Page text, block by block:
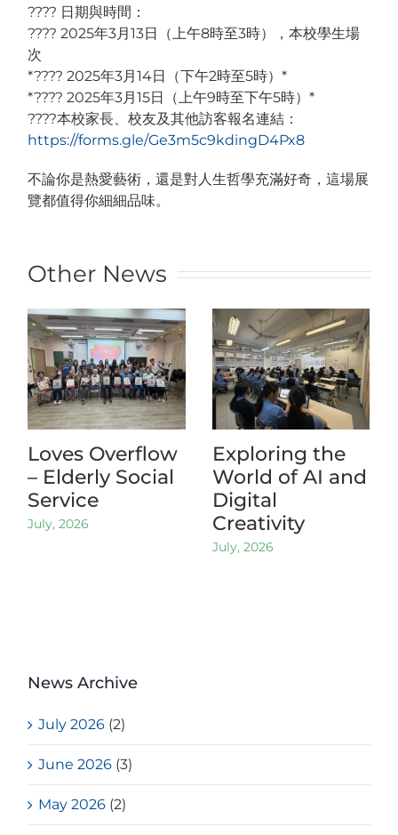
???? 日期與時間：
???? 2025年3月13日（上午8時至3時），本校學生場
次
*???? 2025年3月14日（下午2時至5時）*
*???? 2025年3月15日（上午9時至下午5時）*
????本校家長、校友及其他訪客報名連結：
https://forms.gle/Ge3m5c9kdingD4Px8
不論你是熱愛藝術，還是對人生哲學充滿好奇，這場展
覽都值得你細細品味。
Other News
Loves Overflow
– Elderly Social
Service
July, 2026
Exploring the
World of AI and
Digital
Creativity
July, 2026
News Archive
July 2026 (2)
June 2026 (3)
May 2026 (2)